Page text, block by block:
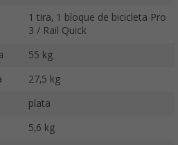
1 tira, 1 bloque de bicicleta Pro
3 / Rail Quick
55 kg
27,5 kg
plata
5,6 kg